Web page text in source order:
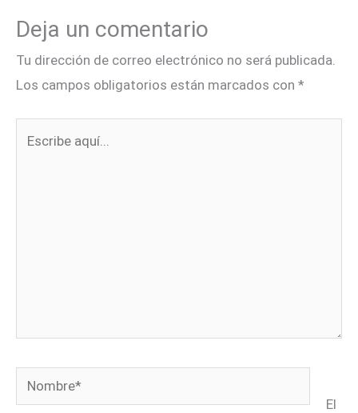
Deja un comentario
Tu dirección de correo electrónico no será publicada.
Los campos obligatorios están marcados con *
Nombre*
El